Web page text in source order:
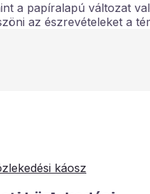
a papíralapú változat
az észrevételeket a